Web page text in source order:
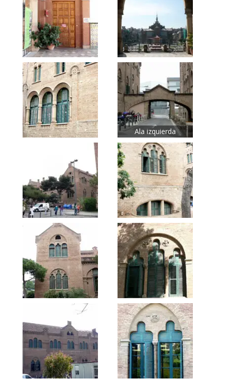
Ala izquierda